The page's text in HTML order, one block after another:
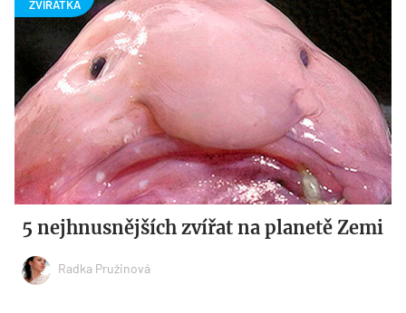
5 nejhnusnějších zvířat na planetě Zemi
Radka Pružinová